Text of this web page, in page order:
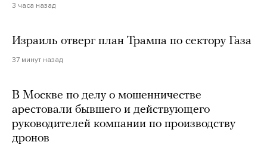
3 часа назад
Израиль отверг план Трампа по сектору Газа
37 минут назад
В Москве по делу о мошенничестве
арестовали бывшего и действующего
руководителей компании по производству
дронов